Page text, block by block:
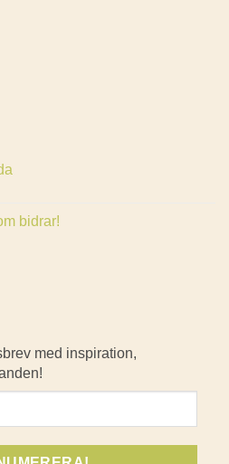
bidrar!
med inspiration,